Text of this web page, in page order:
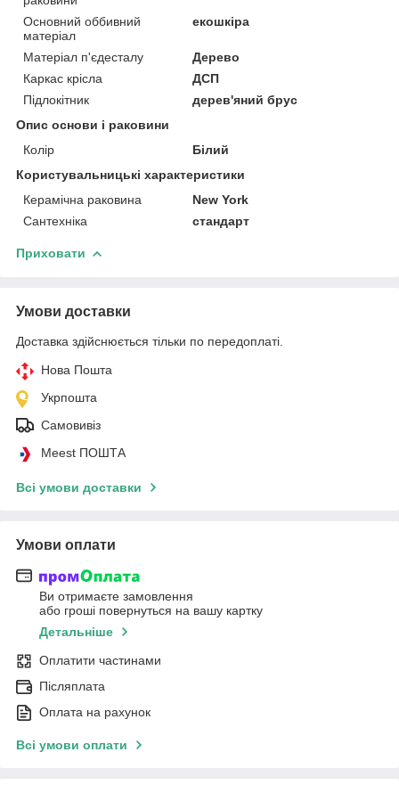
Основний оббивний
матеріал
екошкіра
Матеріал п'єдесталу
Дерево
Каркас крісла
ДСП
Підлокітник
дерев'яний брус
Опис основи і раковини
Колір
Білий
Користувальницькі характеристики
Керамічна раковина
New York
Сантехніка
стандарт
Приховати
Умови доставки
Доставка здійснюється тільки по передоплаті.
Нова Пошта
Укрпошта
Самовивіз
Meest ПОШТА
Всі умови доставки
Умови оплати
Ви отримаєте замовлення
або гроші повернуться на вашу картку
Детальніше
Оплатити частинами
Післяплата
Оплата на рахунок
Всі умови оплати